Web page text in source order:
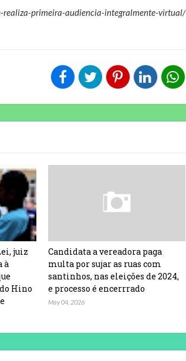
primeira-audiencia-integralmente-virtual/
juiz
à
Hino
Candidata a vereadora paga
multa por sujar as ruas com
santinhos, nas eleições de 2024,
e processo é encerrrado
May 04, 2026